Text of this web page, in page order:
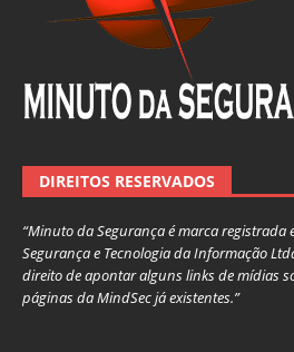
DIREITOS RESERVADOS
“Minuto da Segurança é marca
Segurança e Tecnologia da Informação
direito de apontar alguns links de mídias
páginas da MindSec já existentes.”